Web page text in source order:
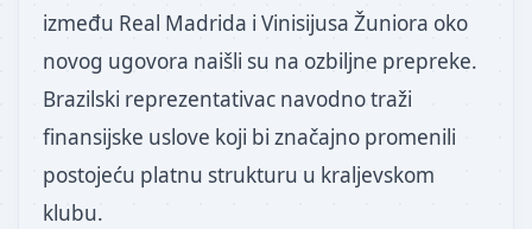
između Real Madrida i Vinisijusa Žuniora oko
novog ugovora naišli su na ozbiljne prepreke.
Brazilski reprezentativac navodno traži
finansijske uslove koji bi značajno promenili
postojeću platnu strukturu u kraljevskom
klubu.